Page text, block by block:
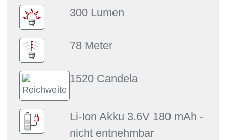
300 Lumen
78 Meter
1520 Candela
Li-Ion Akku 3.6V 180 mAh -
nicht entnehmbar